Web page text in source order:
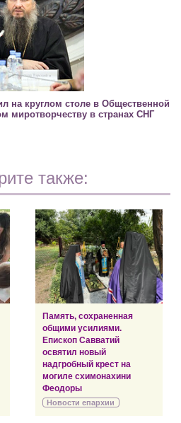
на круглом столе в Общественной
миротворчеству в странах СНГ
также:
Память, сохраненная
общими усилиями.
Епископ Савватий
освятил новый
надгробный крест на
могиле схимонахини
Феодоры
Новости епархии